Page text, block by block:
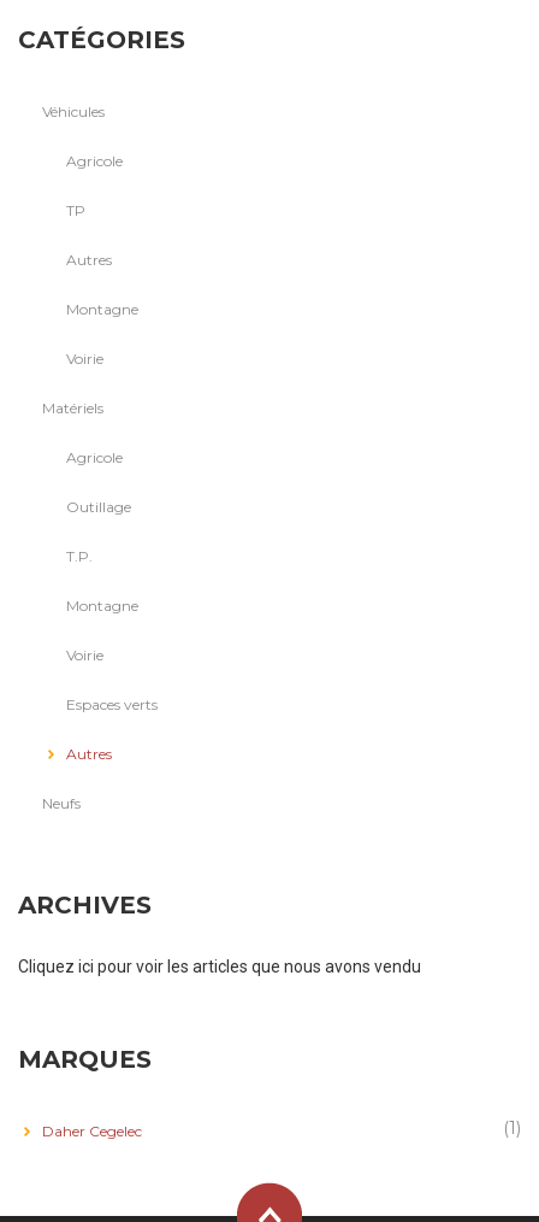
CATÉGORIES
Véhicules
Agricole
TP
Autres
Montagne
Voirie
Matériels
Agricole
Outillage
T.P.
Montagne
Voirie
Espaces verts
Autres
Neufs
ARCHIVES
Cliquez ici pour voir les articles que nous avons vendu
MARQUES
Daher Cegelec (1)